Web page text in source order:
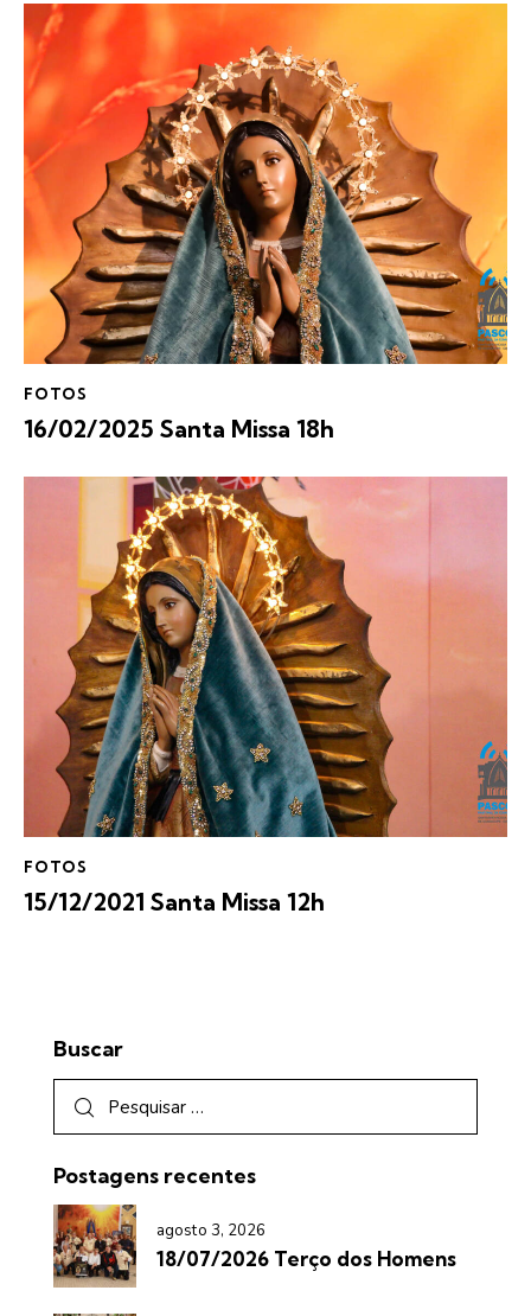
FOTOS
16/02/2025 Santa Missa 18h
FOTOS
15/12/2021 Santa Missa 12h
Buscar
Postagens recentes
agosto 3, 2026
18/07/2026 Terço dos Homens